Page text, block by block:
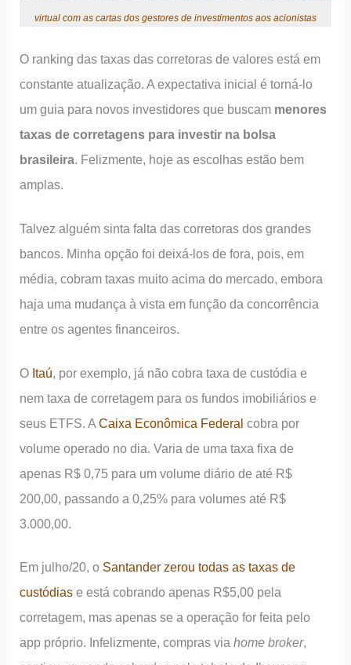
virtual com as cartas dos gestores de investimentos aos acionistas
O ranking das taxas das corretoras de valores está em
constante atualização. A expectativa inicial é torná-lo
um guia para novos investidores que buscam menores
taxas de corretagens para investir na bolsa
brasileira. Felizmente, hoje as escolhas estão bem
amplas.
Talvez alguém sinta falta das corretoras dos grandes
bancos. Minha opção foi deixá-los de fora, pois, em
média, cobram taxas muito acima do mercado, embora
haja uma mudança à vista em função da concorrência
entre os agentes financeiros.
O Itaú , por exemplo, já não cobra taxa de custódia e
nem taxa de corretagem para os fundos imobiliários e
seus ETFS. ACaixa Econômica Federal cobra por
volume operado no dia. Varia de uma taxa fixa de
apenas R$ 0,75 para um volume diário de até R$
200,00, passando a 0,25% para volumes até R$
3.000,00.
Em julho/20, o Santander zerou todas as taxas de
custódias e está cobrando apenas R$5,00 pela
corretagem, mas apenas se a operação for feita pelo
app próprio. Infelizmente, compras viahome broker,